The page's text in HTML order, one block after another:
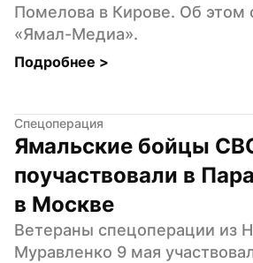
Помелова в Кирове. Об этом
«Ямал-Медиа».
Подробнее >
Спецоперация
Ямальские бойцы
поучаствовали в
в Москве
Ветераны спецоперации из
Муравленко 9 мая